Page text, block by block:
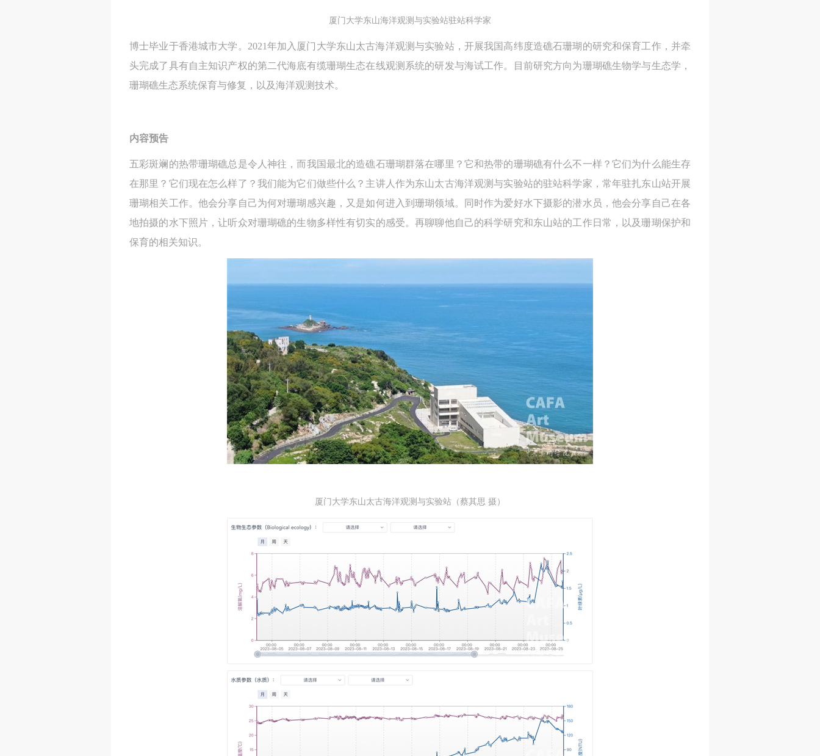
厦门大学东山海洋观测与实验站驻站科学家
博士毕业于香港城市大学。2021年加入厦门大学东山太古海洋观测与实验站，开展我国高纬度造礁石珊瑚的研究和保育工作，并牵
头完成了具有自主知识产权的第二代海底有缆珊瑚生态在线观测系统的研发与海试工作。目前研究方向为珊瑚礁生物学与生态学，
珊瑚礁生态系统保育与修复，以及海洋观测技术。
内容预告
五彩斑斓的热带珊瑚礁总是令人神往，而我国最北的造礁石珊瑚群落在哪里？它和热带的珊瑚礁有什么不一样？它们为什么能生存
在那里？它们现在怎么样了？我们能为它们做些什么？主讲人作为东山太古海洋观测与实验站的驻站科学家，常年驻扎东山站开展
珊瑚相关工作。他会分享自己为何对珊瑚感兴趣，又是如何进入到珊瑚领域。同时作为爱好水下摄影的潜水员，他会分享自己在各
地拍摄的水下照片，让听众对珊瑚礁的生物多样性有切实的感受。再聊聊他自己的科学研究和东山站的工作日常，以及珊瑚保护和
保育的相关知识。
厦门大学东山太古海洋观测与实验站（蔡其思 摄）
定享受相关权益。
中央美术学院美术馆活动安全免责协议书
第一条
本次活动公平公正、自愿参加与退出、风险与责任自负的原则。但活动有风
良好品质。
第三条
参加本次活动人员应该是成年人（具有完全民事行为能力的人，18周岁以
上）未成年人必须在成年人的陪同下参观。
参加活动者在此次活动期间的人身安全责任自负。鼓励参加者自行购买人身
担人身事故的任何责任，但有互相援助的义务。参加活动的成员应当积极主
动的组织实施救援工作，但对事故本身不承担任何法律责任和经济责任。参
加本次活动者的人身安全不负有民事及相关连带责任。
第五条
参加活动者在此次活动期间应主动遵守美术馆活动秩序、维护美术馆场地及
展示、展览、馆藏艺术作品及衍生品的安全。活动中一旦因个人原因造成美
术馆场地、空间、艺术品、衍生品等受到不同程度的损失、破坏。活动中任
何非事故当事人及美术馆将不承担相应的责任与损失，应由参与活动者根据
相应的法律条文、组织规定进行协商和赔偿。并追究相应的法律责任和经济
责任。
参与活动者在参与活动时应当在美术馆工作人员及活动导师、教师指导下进
造成个人受伤、伤害他人及造成相应工具、材料、设备或设施的故障或损
坏。参与活动者应当承当相应的全部责任，并主动赔偿相应的经济损失。活
动中任何非事故当事人及美术馆将不承担人身事故的任何责任。
中央美术学院美术馆肖像权许可使用协议
根据《中华人民共和国广告法》、《中华人民共和国民法通则》以及 最高人
民法院关于贯彻执行 《中华人民共和国民法通则》若干问题的意见（试行）>
系，经双方友好协商，甲乙双方就带有甲方肖像的作品的使用达成如下一致
一、 一般约定
（1）、甲方为本协议中的肖像权人，自愿将自己的肖像权许可乙方作符合本
定享受相关权益。
中央美术学院美术馆活动安全免责协议书
第一条
本次活动公平公正、自愿参加与退出、风险与责任自负的原则。但活动有风
良好品质。
第三条
参加本次活动人员应该是成年人（具有完全民事行为能力的人，18周岁以
上）未成年人必须在成年人的陪同下参观。
参加活动者在此次活动期间的人身安全责任自负。鼓励参加者自行购买人身
担人身事故的任何责任，但有互相援助的义务。参加活动的成员应当积极主
动的组织实施救援工作，但对事故本身不承担任何法律责任和经济责任。参
加本次活动者的人身安全不负有民事及相关连带责任。
第五条
参加活动者在此次活动期间应主动遵守美术馆活动秩序、维护美术馆场地及
展示、展览、馆藏艺术作品及衍生品的安全。活动中一旦因个人原因造成美
术馆场地、空间、艺术品、衍生品等受到不同程度的损失、破坏。活动中任
何非事故当事人及美术馆将不承担相应的责任与损失，应由参与活动者根据
相应的法律条文、组织规定进行协商和赔偿。并追究相应的法律责任和经济
责任。
参与活动者在参与活动时应当在美术馆工作人员及活动导师、教师指导下进
造成个人受伤、伤害他人及造成相应工具、材料、设备或设施的故障或损
坏。参与活动者应当承当相应的全部责任，并主动赔偿相应的经济损失。活
动中任何非事故当事人及美术馆将不承担人身事故的任何责任。
中央美术学院美术馆肖像权许可使用协议
根据《中华人民共和国广告法》、《中华人民共和国民法通则》以及 最高人
民法院关于贯彻执行 《中华人民共和国民法通则》若干问题的意见（试行）>
系，经双方友好协商，甲乙双方就带有甲方肖像的作品的使用达成如下一致
一、 一般约定
（1）、甲方为本协议中的肖像权人，自愿将自己的肖像权许可乙方作符合本
定享受相关权益。
中央美术学院美术馆活动安全免责协议书
第一条
本次活动公平公正、自愿参加与退出、风险与责任自负的原则。但活动有风
良好品质。
第三条
参加本次活动人员应该是成年人（具有完全民事行为能力的人，18周岁以
上）未成年人必须在成年人的陪同下参观。
参加活动者在此次活动期间的人身安全责任自负。鼓励参加者自行购买人身
担人身事故的任何责任，但有互相援助的义务。参加活动的成员应当积极主
动的组织实施救援工作，但对事故本身不承担任何法律责任和经济责任。参
加本次活动者的人身安全不负有民事及相关连带责任。
第五条
参加活动者在此次活动期间应主动遵守美术馆活动秩序、维护美术馆场地及
展示、展览、馆藏艺术作品及衍生品的安全。活动中一旦因个人原因造成美
术馆场地、空间、艺术品、衍生品等受到不同程度的损失、破坏。活动中任
何非事故当事人及美术馆将不承担相应的责任与损失，应由参与活动者根据
相应的法律条文、组织规定进行协商和赔偿。并追究相应的法律责任和经济
责任。
参与活动者在参与活动时应当在美术馆工作人员及活动导师、教师指导下进
造成个人受伤、伤害他人及造成相应工具、材料、设备或设施的故障或损
坏。参与活动者应当承当相应的全部责任，并主动赔偿相应的经济损失。活
动中任何非事故当事人及美术馆将不承担人身事故的任何责任。
中央美术学院美术馆肖像权许可使用协议
根据《中华人民共和国广告法》、《中华人民共和国民法通则》以及 最高人
民法院关于贯彻执行 《中华人民共和国民法通则》若干问题的意见（试行）>
系，经双方友好协商，甲乙双方就带有甲方肖像的作品的使用达成如下一致
一、 一般约定
（1）、甲方为本协议中的肖像权人，自愿将自己的肖像权许可乙方作符合本
可使用雅昌艺术网会员账户登录